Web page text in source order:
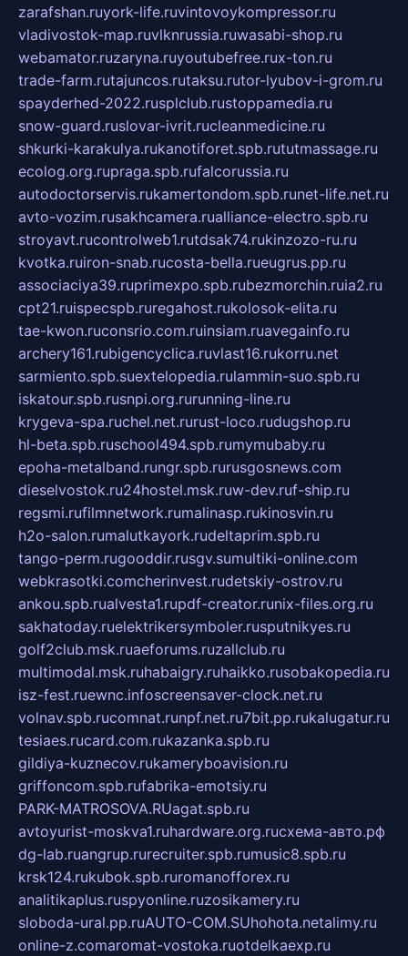
zarafshan.ruyork-life.ruvintovoykompressor.ru
vladivostok-map.ruvlknrussia.ruwasabi-shop.ru
webamator.ruzaryna.ruyoutubefree.rux-ton.ru
trade-farm.rutajuncos.rutaksu.rutor-lyubov-i-grom.ru
spayderhed-2022.rusplclub.rustoppamedia.ru
snow-guard.ruslovar-ivrit.rucleanmedicine.ru
shkurki-karakulya.rukanotiforet.spb.rututmassage.ru
ecolog.org.rupraga.spb.rufalcorussia.ru
autodoctorservis.rukamertondom.spb.runet-life.net.ru
avto-vozim.rusakhcamera.rualliance-electro.spb.ru
stroyavt.rucontrolweb1.rutdsak74.rukinzozo-ru.ru
kvotka.ruiron-snab.rucosta-bella.rueugrus.pp.ru
associaciya39.ruprimexpo.spb.rubezmorchin.ruia2.ru
cpt21.ruispecspb.ruregahost.rukolosok-elita.ru
tae-kwon.ruconsrio.com.ruinsiam.ruavegainfo.ru
archery161.rubigencyclica.ruvlast16.rukorru.net
sarmiento.spb.suextelopedia.rulammin-suo.spb.ru
iskatour.spb.rusnpi.org.rurunning-line.ru
krygeva-spa.ruchel.net.rurust-loco.rudugshop.ru
hl-beta.spb.ruschool494.spb.rumymubaby.ru
epoha-metalband.rungr.spb.rurusgosnews.com
dieselvostok.ru24hostel.msk.ruw-dev.ruf-ship.ru
regsmi.rufilmnetwork.rumalinasp.rukinosvin.ru
h2o-salon.rumalutkayork.rudeltaprim.spb.ru
tango-perm.rugooddir.rusgv.sumultiki-online.com
webkrasotki.comcherinvest.rudetskiy-ostrov.ru
ankou.spb.rualvesta1.rupdf-creator.runix-files.org.ru
sakhatoday.ruelektrikersymboler.rusputnikyes.ru
golf2club.msk.ruaeforums.ruzallclub.ru
multimodal.msk.ruhabaigry.ruhaikko.rusobakopedia.ru
isz-fest.ruewnc.infoscreensaver-clock.net.ru
volnav.spb.rucomnat.runpf.net.ru7bit.pp.rukalugatur.ru
tesiaes.rucard.com.rukazanka.spb.ru
gildiya-kuznecov.rukameryboavision.ru
griffoncom.spb.rufabrika-emotsiy.ru
PARK-MATROSOVA.RUagat.spb.ru
avtoyurist-moskva1.ruhardware.org.ruсхема-авто.рф
dg-lab.ruangrup.rurecruiter.spb.rumusic8.spb.ru
krsk124.rukubok.spb.ruromanofforex.ru
analitikaplus.ruspyonline.ruzosikamery.ru
sloboda-ural.pp.ruAUTO-COM.SUhohota.netalimy.ru
online-z.comaromat-vostoka.ruotdelkaexp.ru